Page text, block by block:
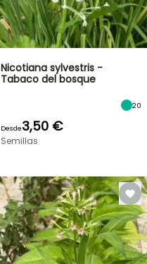
Nicotiana sylvestris -
Tabaco del bosque
20
Desde3,50 €
Semillas